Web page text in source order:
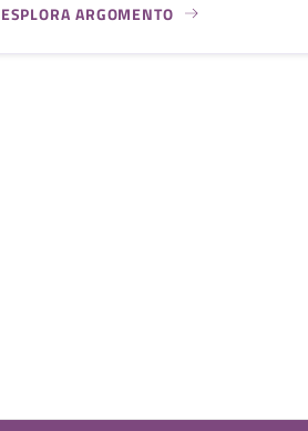
ESPLORA ARGOMENTO